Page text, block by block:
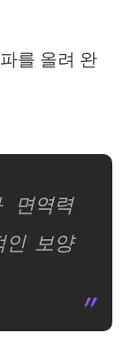
를 올려 완
면역력
인 보양